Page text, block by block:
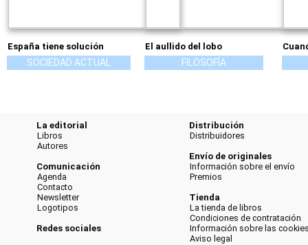
España tiene solución
SOCIEDAD ACTUAL
El aullido del lobo
FILOSOFÍA
La editorial
Libros
Autores
Comunicación
Agenda
Contacto
Newsletter
Logotipos
Redes sociales
Distribución
Distribuidores
Envío de originales
Información sobre el envío
Premios
Tienda
La tienda de libros
Condiciones de contratación
Información sobre las
Aviso legal